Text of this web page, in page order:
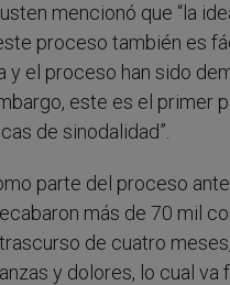
mencionó que “la
proceso también
el proceso han sido
este es el primer
de sinodalidad”.
parte del proceso
más de 70 mil
de cuatro
y dolores, lo cual